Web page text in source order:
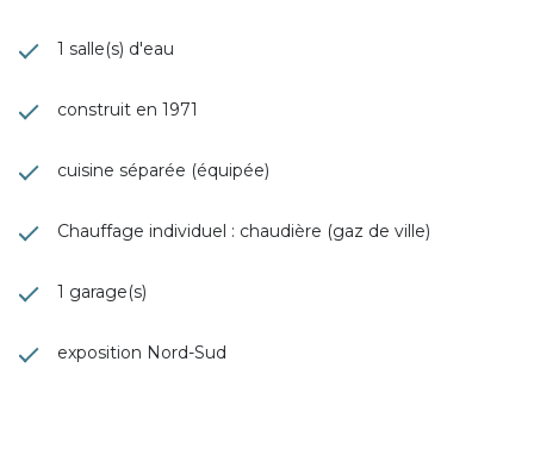
1 salle(s) d'eau
construit en 1971
cuisine séparée (équipée)
Chauffage individuel : chaudière (gaz de ville)
1 garage(s)
exposition Nord-Sud